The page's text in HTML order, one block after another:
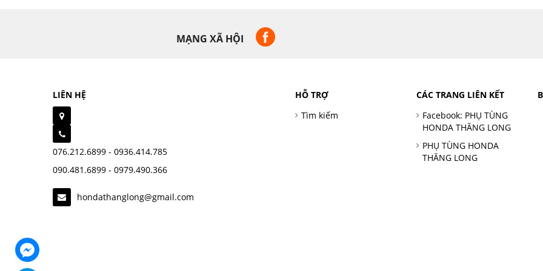
MẠNG XÃ HỘI
LIÊN HỆ
076.212.6899 - 0936.414.785
090.481.6899 - 0979.490.366
hondathanglong@gmail.com
HỖ TRỢ
Tìm kiếm
CÁC TRANG LIÊN KẾT
Facebook: PHỤ TÙNG
HONDA THĂNG LONG
PHỤ TÙNG HONDA
THĂNG LONG